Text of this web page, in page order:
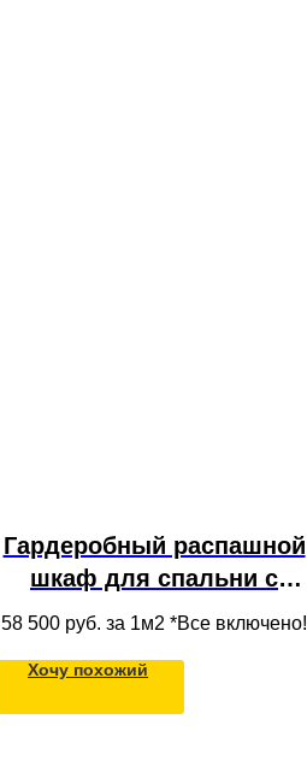
Гардеробный распашной
шкаф для спальни с
ящиками из массива
58 500 руб. за 1м2 *Все включено!
Хочу похожий